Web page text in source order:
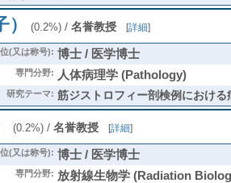
(0.2%)/ 名誉教授 [詳細]
(又は称号): 博士 / 医学博士
専門分野: 人体病理学 (Pathology)
研究テーマ: 筋ジストロフィー剖検例における
(0.2%)/ 名誉教授 [詳細]
(又は称号): 博士 / 医学博士
専門分野: 放射線生物学 (Radiation